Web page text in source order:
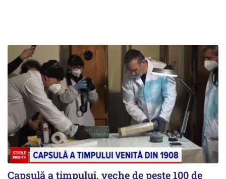
Capsulă a timpului, veche de peste 100 de